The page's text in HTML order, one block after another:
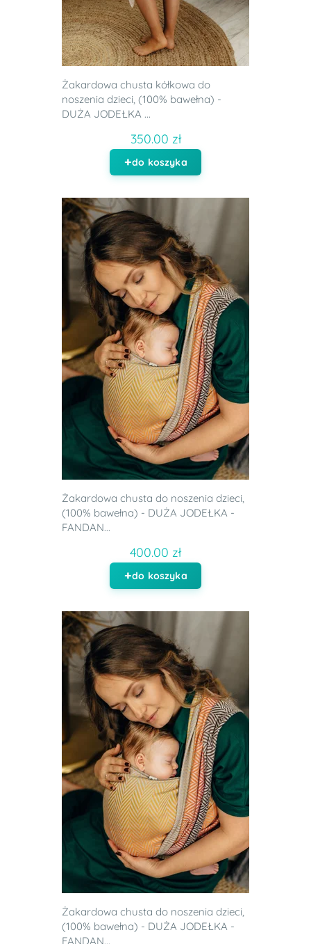
Żakardowa chusta kółkowa do
noszenia dzieci, (100% bawełna) -
DUŻA JODEŁKA ...
350.00 zł
do koszyka
Żakardowa chusta do noszenia dzieci,
(100% bawełna) - DUŻA JODEŁKA -
FANDAN...
400.00 zł
do koszyka
Żakardowa chusta do noszenia dzieci,
(100% bawełna) - DUŻA JODEŁKA -
FANDAN...